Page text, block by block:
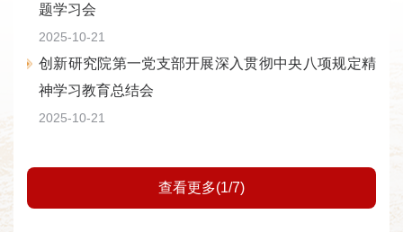
题学习会
2025-10-21
创新研究院第一党支部开展深入贯彻中央八项规定精
神学习教育总结会
2025-10-21
查看更多(1/7)